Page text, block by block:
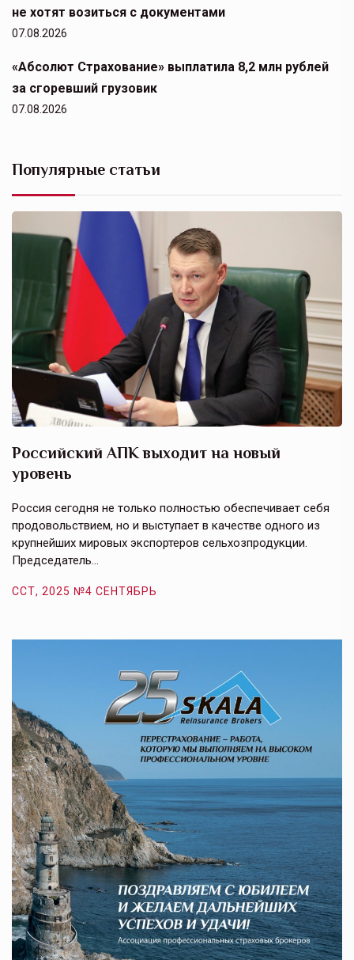
не хотят возиться с документами
07.08.2026
«Абсолют Страхование» выплатила 8,2 млн рублей
за сгоревший грузовик
07.08.2026
Популярные статьи
Российский АПК выходит на новый
уровень
Россия сегодня не только полностью обеспечивает себя
продовольствием, но и выступает в качестве одного из
крупнейших мировых экспортеров сельхозпродукции.
Председатель…
ССТ, 2025 №4 СЕНТЯБРЬ